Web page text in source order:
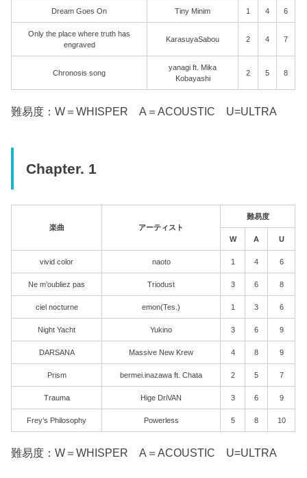
Dream Goes On Tiny Minim 1 4 6
Only the place where truth has
engraved
KarasuyaSabou 2 4 7
Chronosis song
yanagi ft. Mika
Kobayashi
2 5 8
難易度：W＝WHISPER A＝ACOUSTIC U=ULTRA
Chapter. 1
楽曲 アーティスト
難易度
W A U
vivid color naoto 1 4 6
Ne m’oubliez pas Triodust 3 6 8
ciel nocturne emon(Tes.) 1 3 6
Night Yacht Yukino 3 6 9
DARSANA Massive New Krew 4 8 9
Prism bermei.inazawa ft. Chata 2 5 7
Trauma Hige DriVAN 3 6 9
Frey’s Philosophy Powerless 5 8 10
難易度：W＝WHISPER A＝ACOUSTIC U=ULTRA